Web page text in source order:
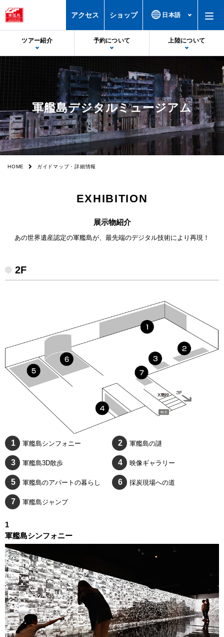
ツアー紹介
出港・帰港時間
料金
軍艦島デジタルミュージアム
船舶
教育旅行
予約について
予約について
予約特典・サービス
注意事項
誓約書
カスタマーハラスメントについて
団体(15名以上)のお客様
上陸について
上陸不可時
欠航時
上陸率
アクセス ショップ
軍艦島デジタルミュージアム
HOME ガイドマップ・詳細情報
EXHIBITION
展示物紹介
あの世界遺産認定の軍艦島が、最先端のデジタル技術により再現！
2F
軍艦島シンフォニー 軍艦島の謎
軍艦島3D散歩 映像ギャラリー
軍艦島のアパートの暮らし 採炭現場への道
軍艦島ジャンプ
1
軍艦島シンフォニー